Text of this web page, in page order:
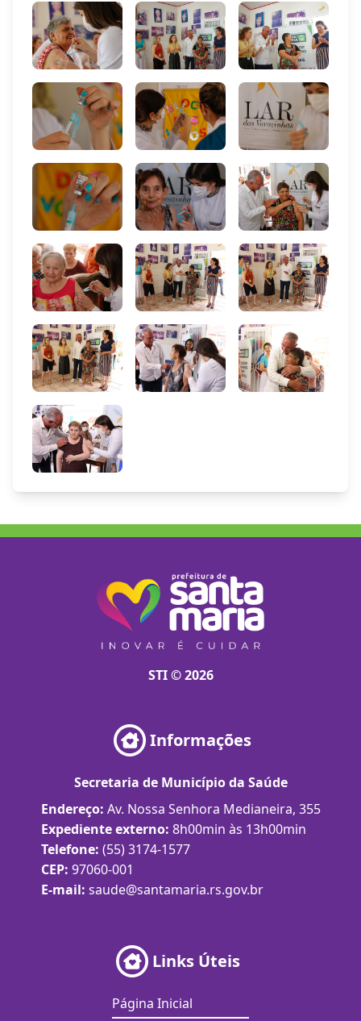
STI © 2026
Informações
Secretaria de Município da Saúde
Endereço: Av. Nossa Senhora Medianeira, 355
Expediente externo: 8h00min às 13h00min
Telefone: (55) 3174-1577
CEP: 97060-001
E-mail: saude@santamaria.rs.gov.br
Links Úteis
Página Inicial